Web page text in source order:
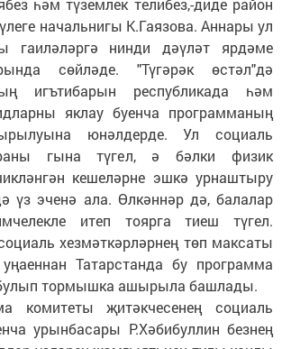
һәм түземлек телибез,-диде район
начальнигы К.Гаязова. Аннары ул
гаиләләргә нинди дәүләт ярдәме
сөйләде. "Түгәрәк өстәл"дә
игътибарын республикада һәм
яклау буенча программаның
юнәлдерде. Ул социаль
гына түгел, ә бәлки физик
кешеләрне эшкә урнаштыру
үз эченә ала. Өлкәннәр дә, балалар
итеп тоярга тиеш түгел.
хезмәткәрләрнең төп максаты
Татарстанда бу программа
тормышка ашырыла башлады.
комитеты җитәкчесенең социаль
урынбасары Р.Хәбибуллин безнең